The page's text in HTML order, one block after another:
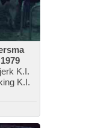
K.I.
K.I.